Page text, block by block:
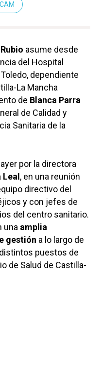
asume desde
del Hospital
dependiente
La Mancha
de Blanca Parra
de Calidad y
Sanitaria de la
por la directora
, en una reunión
directivo del
y con jefes de
del centro sanitario.
una amplia
gestión a lo largo de
puestos de
de Salud de Castilla-